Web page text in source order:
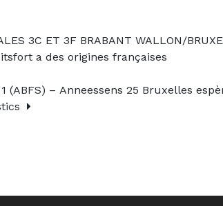
3C ET 3F BRABANT WALLON/
a des origines françaises
1 (ABFS) – Anneessens 25 Bruxelles